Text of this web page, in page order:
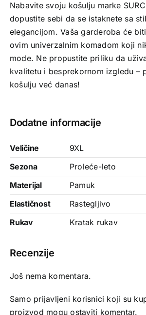
Nabavite svoju košulju marke
dopustite sebi da se istaknete sa
elegancijom. Vaša garderoba će
ovim univerzalnim komadom koji
mode. Ne propustite priliku da
kvalitetu i besprekornom izgledu –
košulju već danas!
Dodatne informacije
Veličine
9XL
Sezona
Proleće-leto
Materijal
Pamuk
Elastičnost
Rastegljivo
Rukav
Kratak rukav
Recenzije
Još nema komentara.
Samo prijavljeni korisnici koji su
proizvod mogu ostaviti komentar.